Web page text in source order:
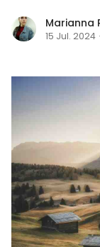
Marianna
15 Jul. 2024 ·